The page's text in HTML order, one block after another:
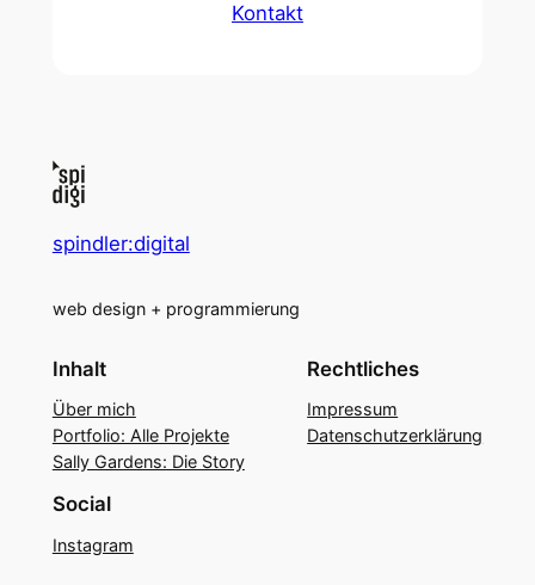
Kontakt
spindler:digital
web design + programmierung
Inhalt
Über mich
Portfolio: Alle Projekte
Sally Gardens: Die Story
Rechtliches
Impressum
Datenschutzerklärung
Social
Instagram